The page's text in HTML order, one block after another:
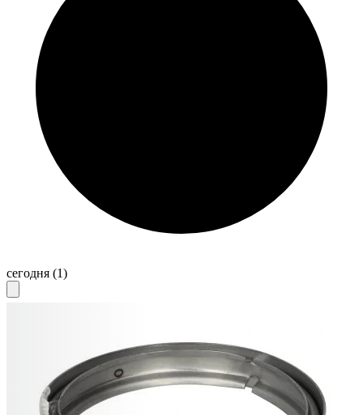
сегодня (1)